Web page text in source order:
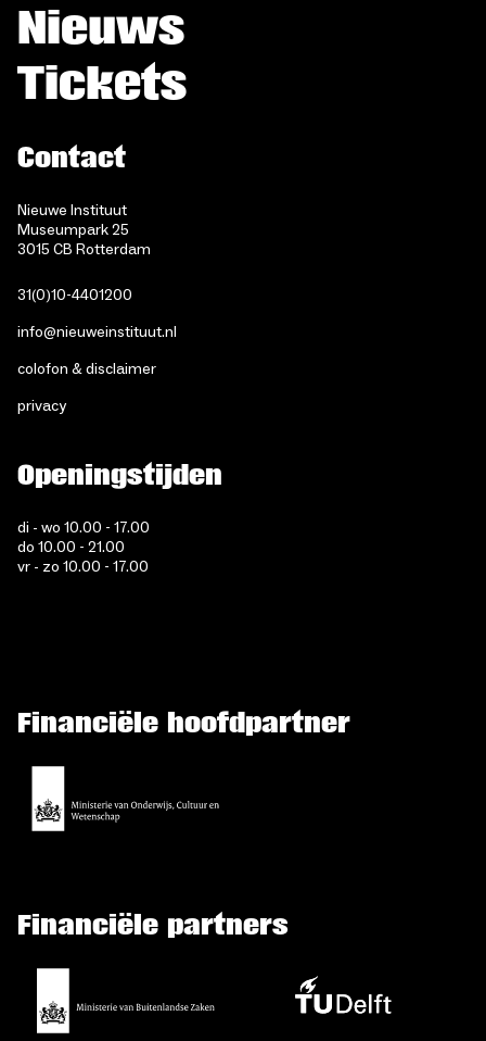
Nieuws
Tickets
Contact
Nieuwe Instituut
Museumpark 25
3015 CB Rotterdam
31(0)10-4401200
info@nieuweinstituut.nl
colofon & disclaimer
privacy
Openingstijden
di - wo 10.00 - 17.00
do 10.00 - 21.00
vr - zo 10.00 - 17.00
Financiële hoofdpartner
Financiële partners